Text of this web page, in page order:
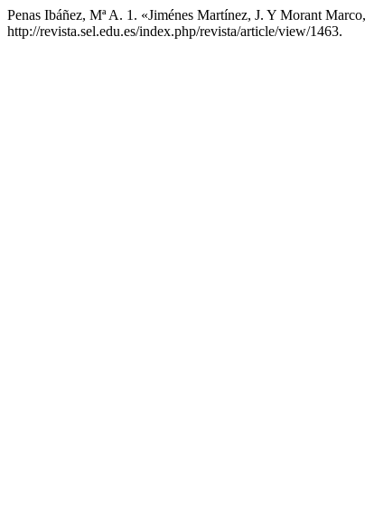
Penas Ibáñez, Mª A. 1. «Jiménes Martínez, J. Y Morant
http://revista.sel.edu.es/index.php/revista/article/view/1463.